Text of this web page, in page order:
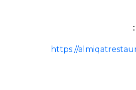
:
https://